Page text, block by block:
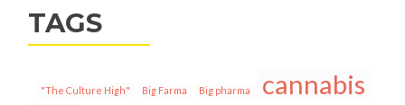
TAGS
"The Culture High" Big Farma Big pharma cannabis